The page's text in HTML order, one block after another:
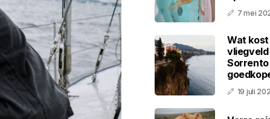
7 mei
Wat
vliegveld
Sorrento
19 juli